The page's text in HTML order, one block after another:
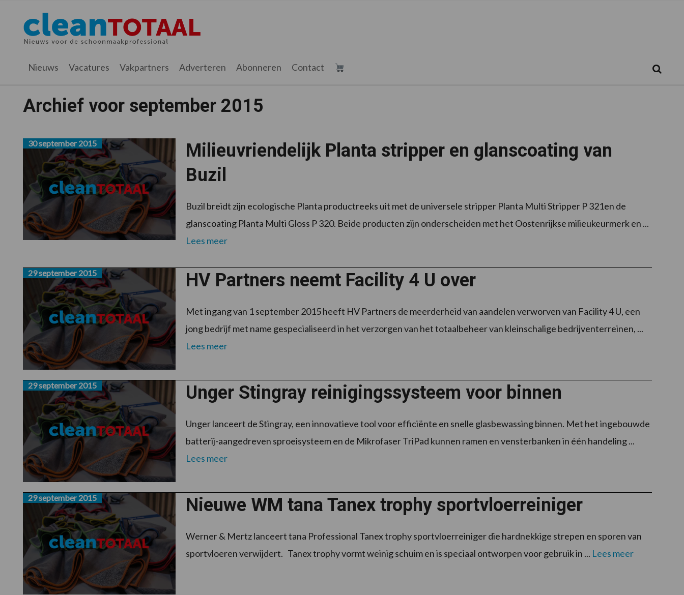
hoofdnavigatie
hoofd
inhoud
voettekst
Cleantotaal.nl
Het
laatste
voor
professionele
Nieuws Vacatures Vakpartners Adverteren Abonneren Contact
Archief voor september 2015
Milieuvriendelijk Planta stripper en glanscoating van
Buzil
30 september 2015
Buzil breidt zijn ecologische Planta productreeks uit met de universele stripper Planta Multi Stripper P 321en de
glanscoating Planta Multi Gloss P 320. Beide producten zijn onderscheiden met het Oostenrijkse milieukeurmerk en ...
Lees meer
HV Partners neemt Facility 4 U over
29 september 2015
Met ingang van 1 september 2015 heeft HV Partners de meerderheid van aandelen verworven van Facility 4 U, een
jong bedrijf met name gespecialiseerd in het verzorgen van het totaalbeheer van kleinschalige bedrijventerreinen, ...
Lees meer
Unger Stingray reinigingssysteem voor binnen
29 september 2015
Unger lanceert de Stingray, een innovatieve tool voor efficiënte en snelle glasbewassing binnen. Met het ingebouwde
batterij-aangedreven sproeisysteem en de Mikrofaser TriPad kunnen ramen en vensterbanken in één handeling ...
Lees meer
Nieuwe WM tana Tanex trophy sportvloerreiniger
29 september 2015
Werner & Mertz lanceert tana Professional Tanex trophy sportvloerreiniger die hardnekkige strepen en sporen van
sportvloeren verwijdert. Tanex trophy vormt weinig schuim en is speciaal ontworpen voor gebruik in ... Lees meer